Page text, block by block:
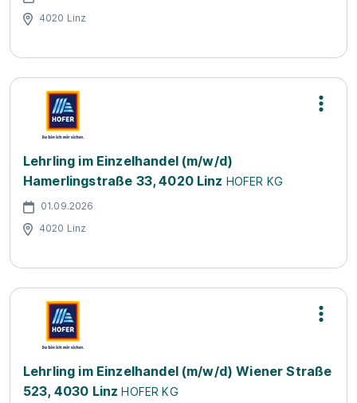
4020 Linz
Lehrling im Einzelhandel (m/w/d)
Hamerlingstraße 33, 4020 Linz HOFER KG
01.09.2026
4020 Linz
Lehrling im Einzelhandel (m/w/d) Wiener Straße
523, 4030 Linz HOFER KG